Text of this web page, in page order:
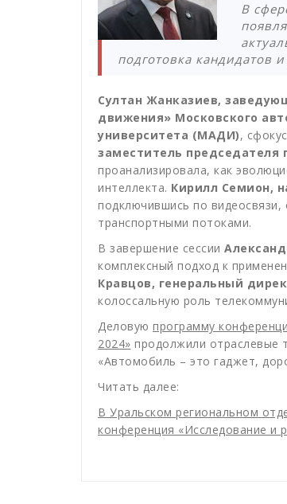
В
подготовка кандидатов
Султан Жанказиев,
движения» Московского
университета (МАДИ),
заместитель председателя
проанализировала, как
интеллекта. Кирилл Семион,
подключившись по видеосвязи,
транспортными потоками.
В завершение сессии
комплексный подход к
Кравцов, генеральный
колоссальную роль
Деловую программу
2024» продолжили отраслевые
«Автомобиль – это гаджет,
Читать далее:
В Уральском региональном
конференция «Исследование и